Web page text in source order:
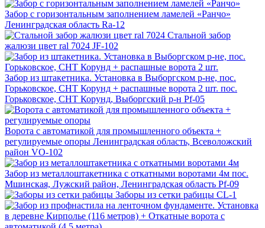
Забор с горизонтальным заполнением ламелей «Ранчо»
Ленинградская область Ra-12
Стальной забор
жалюзи цвет ral 7024 JF-102
Забор из штакетника. Установка в Выборгском р-не, пос.
Горьковское, СНТ Корунд + распашные ворота 2 шт. пос.
Горьковское, СНТ Корунд, Выборгский р-н Pf-05
Ворота с автоматикой для промышленного объекта +
регулируемые опоры Ленинградская область, Всеволожский
район VO-102
Забор из металлоштакетника с откатными воротами 4м пос.
Мшинская, Лужский район, Ленинградская область Pf-09
Заборы из сетки рабицы СL-1